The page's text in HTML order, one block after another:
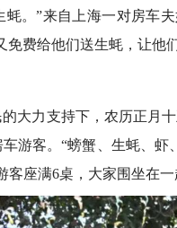
。”来自上海一对房车
费给他们送生蚝，让他
力支持下，农历正月十
游客。“螃蟹、生蚝、
座满6桌，大家围坐在